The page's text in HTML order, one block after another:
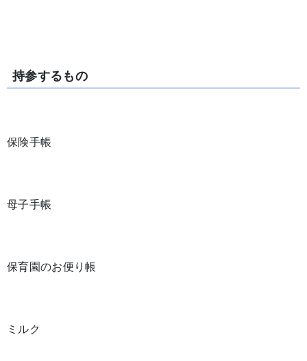
持参するもの
保険手帳
母子手帳
保育園のお便り帳
ミルク